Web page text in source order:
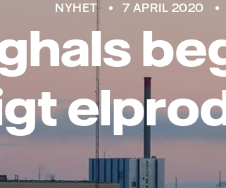
NYHET 7 APRIL 2020